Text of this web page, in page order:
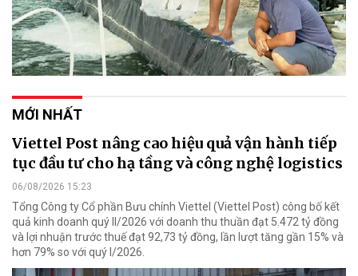
MỚI NHẤT
Viettel Post nâng cao hiệu quả vận hành tiếp
tục đầu tư cho hạ tầng và công nghệ logistics
06/08/2026 15:23
Tổng Công ty Cổ phần Bưu chính Viettel (Viettel Post) công bố kết
quả kinh doanh quý II/2026 với doanh thu thuần đạt 5.472 tỷ đồng
và lợi nhuận trước thuế đạt 92,73 tỷ đồng, lần lượt tăng gần 15% và
hơn 79% so với quý I/2026.